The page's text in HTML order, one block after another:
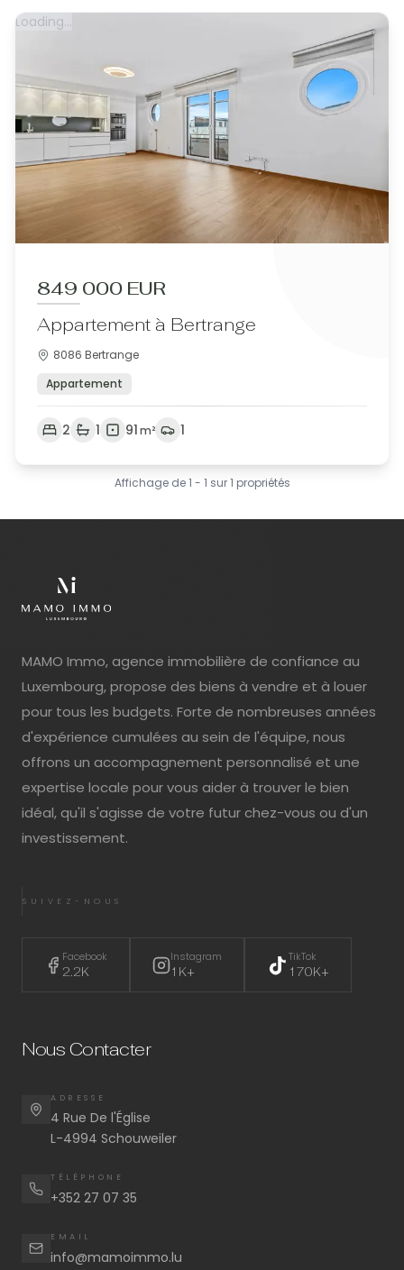
Loading...
849 000 EUR
Appartement à Bertrange
8086 Bertrange
Appartement
2 1 91m² 1
Affichage de 1 - 1 sur 1 propriétés
MAMO Immo, agence immobilière de confiance au
Luxembourg, propose des biens à vendre et à louer
pour tous les budgets. Forte de nombreuses années
d'expérience cumulées au sein de l'équipe, nous
offrons un accompagnement personnalisé et une
expertise locale pour vous aider à trouver le bien
idéal, qu'il s'agisse de votre futur chez-vous ou d'un
investissement.
SUIVEZ-NOUS
Facebook
2.2K
Instagram
1K+
TikTok
170K+
Nous Contacter
ADRESSE
4 Rue De l'Église
L-4994 Schouweiler
TÉLÉPHONE
+352 27 07 35
EMAIL
info@mamoimmo.lu